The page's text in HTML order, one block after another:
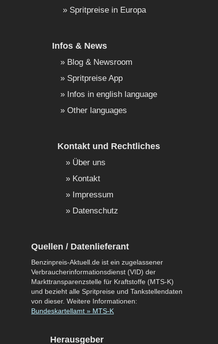
Spritpreise in Europa
Infos & News
Blog & Newsroom
Spritpreise App
Infos in english language
Other languages
Kontakt und Rechtliches
Über uns
Kontakt
Impressum
Datenschutz
Quellen / Datenlieferant
Benzinpreis-Aktuell.de ist ein zugelassener
Verbraucherinformationsdienst (VID) der
Markttransparenzstelle für Kraftstoffe (MTS-K)
und bezieht alle Spritpreise und Tankstellendaten
von dieser. Weitere Informationen:
Bundeskartellamt » MTS-K
Herausgeber